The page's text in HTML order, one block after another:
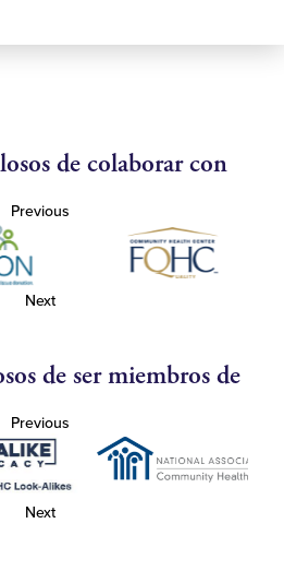
de colaborar con
Previous
Next
de ser miembros de
Previous
Next